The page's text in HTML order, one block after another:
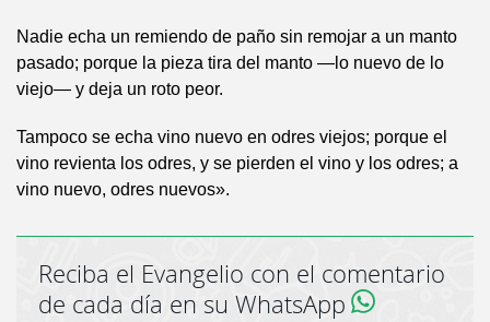
Nadie echa un remiendo de paño sin remojar a un manto
pasado; porque la pieza tira del manto —lo nuevo de lo
viejo— y deja un roto peor.
Tampoco se echa vino nuevo en odres viejos; porque el
vino revienta los odres, y se pierden el vino y los odres; a
vino nuevo, odres nuevos».
Reciba el Evangelio con el comentario
de cada día en su WhatsApp